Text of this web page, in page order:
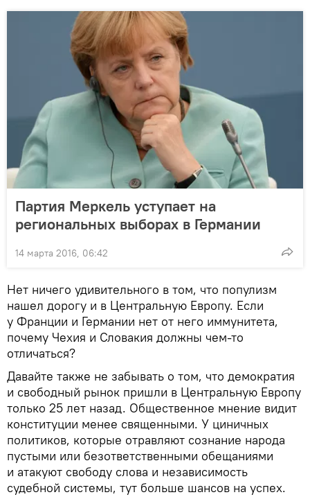
Партия Меркель уступает на
региональных выборах в Германии
14 марта 2016, 06:42
Нет ничего удивительного в том, что популизм
нашел дорогу и в Центральную Европу. Если
у Франции и Германии нет от него иммунитета,
почему Чехия и Словакия должны чем-то
отличаться?
Давайте также не забывать о том, что демократия
и свободный рынок пришли в Центральную Европу
только 25 лет назад. Общественное мнение видит
конституции менее священными. У циничных
политиков, которые отравляют сознание народа
пустыми или безответственными обещаниями
и атакуют свободу слова и независимость
судебной системы, тут больше шансов на успех.